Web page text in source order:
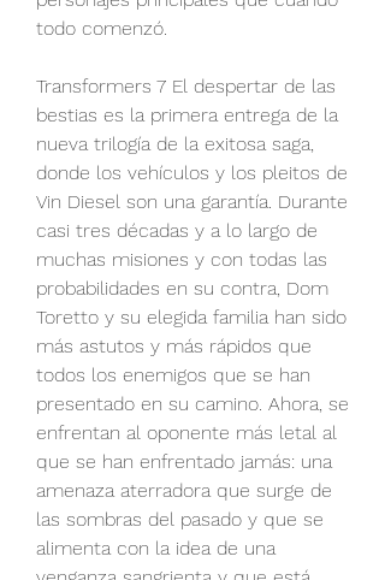
todo comenzó.
Transformers 7 El despertar de las
bestias es la primera entrega de la
nueva trilogía de la exitosa saga,
donde los vehículos y los pleitos de
Vin Diesel son una garantía. Durante
casi tres décadas y a lo largo de
muchas misiones y con todas las
probabilidades en su contra, Dom
Toretto y su elegida familia han sido
más astutos y más rápidos que
todos los enemigos que se han
presentado en su camino. Ahora, se
enfrentan al oponente más letal al
que se han enfrentado jamás: una
amenaza aterradora que surge de
las sombras del pasado y que se
alimenta con la idea de una